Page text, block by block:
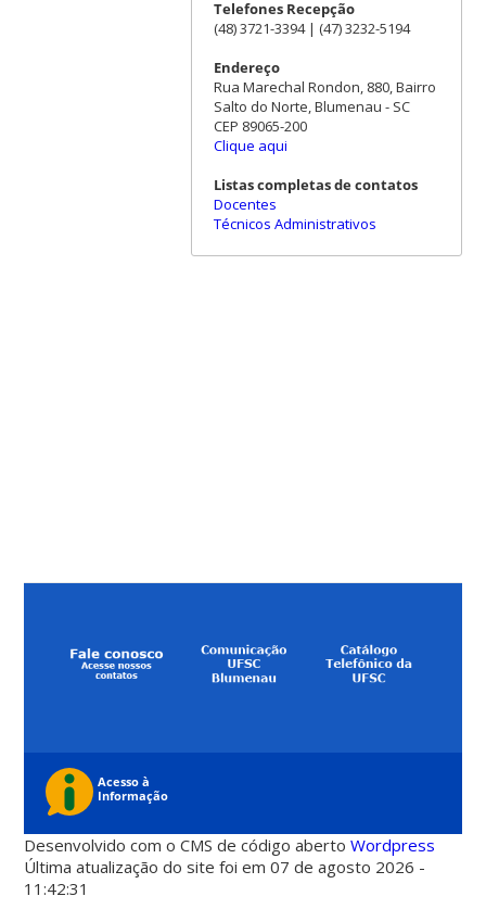
Telefones Recepção
(48) 3721-3394 | (47) 3232-5194
Endereço
Rua Marechal Rondon, 880, Bairro
Salto do Norte, Blumenau - SC
CEP 89065-200
Clique aqui
Listas completas de contatos
Docentes
Técnicos Administrativos
Desenvolvido com o CMS de código abertoWordpress
Última atualização do site foi em 07 de agosto 2026 -
11:42:31